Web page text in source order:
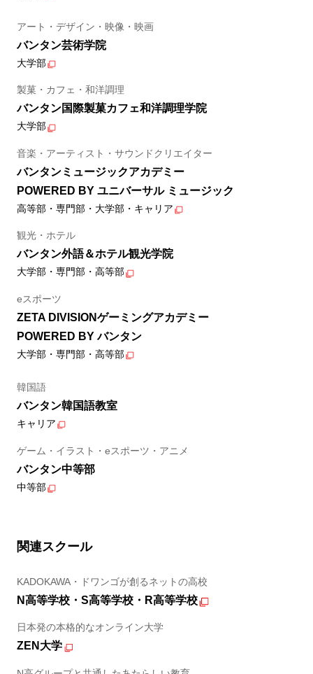
アート・デザイン・映像・映画
バンタン芸術学院
大学部
製菓・カフェ・和洋調理
バンタン国際製菓カフェ和洋調理学院
大学部
音楽・アーティスト・サウンドクリエイター
バンタンミュージックアカデミー
POWERED BY ユニバーサル ミュージック
高等部・専門部・大学部・キャリア
観光・ホテル
バンタン外語＆ホテル観光学院
大学部・専門部・高等部
eスポーツ
ZETA DIVISIONゲーミングアカデミー
POWERED BY バンタン
大学部・専門部・高等部
韓国語
バンタン韓国語教室
キャリア
ゲーム・イラスト・eスポーツ・アニメ
バンタン中等部
中等部
関連スクール
KADOKAWA・ドワンゴが創るネットの高校
N高等学校・S高等学校・R高等学校
日本発の本格的なオンライン大学
ZEN大学